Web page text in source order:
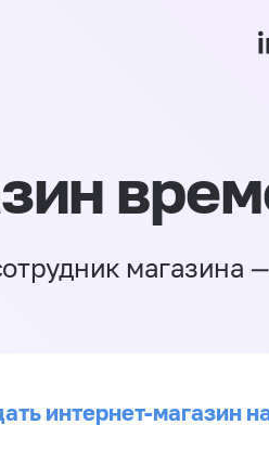
магазина —
интернет-магазин